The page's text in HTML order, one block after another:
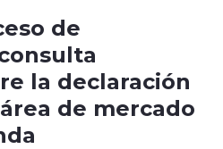
de
la declaración
de mercado